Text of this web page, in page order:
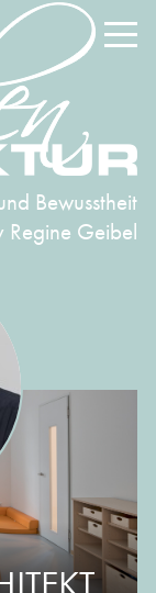
Bewusstheit
Regine Geibel